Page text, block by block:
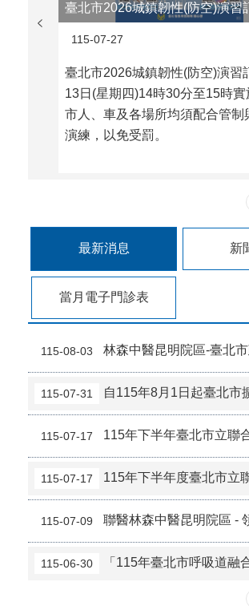
115-07-27
臺北市2026城鎮韌性(防空)演習
13日(星期四)14時30分至15時實
市人、車及各場所均須配合管制
演練，以免受罰。
最新消息 新
當月電子門診表
115-08-03 林森中醫昆明院區-臺北市政府擴大補助帶
115-07-31 自115年8月1日起臺北市擴大帶狀疱疹疫苗補助，檢送本院附設
115-07-17 115年下半年臺北市立聯合醫院護理相
115-07-17 115年下半年度臺北市立聯合醫院提供院校長期照
115-07-09 聯醫林森中醫昆明院區 - 領藥時間延長及調
115-06-30 「115年臺北市呼吸道融合病毒疫苗及單株抗體補助計畫」